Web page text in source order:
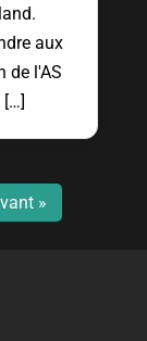
aux
de l'AS
[…]
»